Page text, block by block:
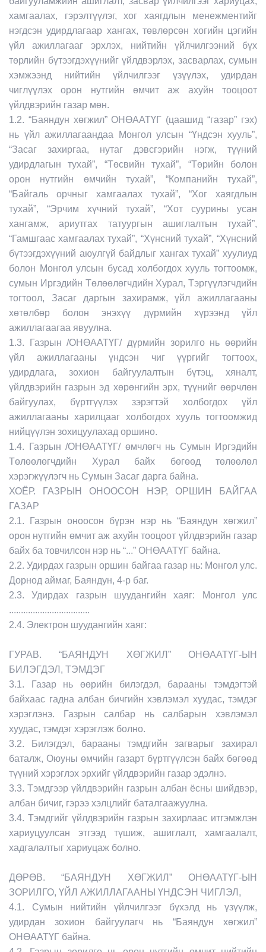
хамгаалах, гэрэлтүүлэг, хог хаягдлын менежментийг
нэгдсэн удирдлагаар хангах, төвлөрсөн хогийн цэгийн
үйл ажиллагааг эрхлэх, нийтийн үйлчилгээний бүх
төрлийн бүтээгдэхүүнийг үйлдвэрлэх, засварлах, сумын
хэмжээнд нийтийн үйлчилгээг үзүүлэх, удирдан
чиглүүлэх орон нутгийн өмчит аж ахуйн тооцоот
үйлдвэрийн газар мөн.
1.2. “Баяндун хөгжил” ОНӨААТҮГ (цаашид “газар” гэх)
нь үйл ажиллагаандаа Монгол улсын “Үндсэн хууль”,
“Засаг захиргаа, нутаг дэвсгэрийн нэгж, түүний
удирдлагын тухай”, “Төсвийн тухай”, “Төрийн болон
орон нутгийн өмчийн тухай”, “Компанийн тухай”,
“Байгаль орчныг хамгаалах тухай”, “Хог хаягдлын
тухай”, “Эрчим хүчний тухай”, “Хот суурины усан
хангамж, ариутгах татуургын ашиглалтын тухай”,
“Гамшгаас хамгаалах тухай”, “Хүнсний тухай”, “Хүнсний
бүтээгдэхүүний аюулгүй байдлыг хангах тухай” хуулиуд
болон Монгол улсын бусад холбогдох хууль тогтоомж,
сумын Иргэдийн Төлөөлөгчдийн Хурал, Тэргүүлэгчдийн
тогтоол, Засаг даргын захирамж, үйл ажиллагааны
хөтөлбөр болон энэхүү дүрмийн хүрээнд үйл
ажиллагаагаа явуулна.
1.3. Газрын /ОНӨААТҮГ/ дүрмийн зорилго нь өөрийн
үйл ажиллагааны үндсэн чиг үүргийг тогтоох,
удирдлага, зохион байгуулалтын бүтэц, хяналт,
үйлдвэрийн газрын эд хөрөнгийн эрх, түүнийг өөрчлөн
байгуулах, бүртгүүлэх зэрэгтэй холбогдох үйл
ажиллагааны харилцааг холбогдох хууль тогтоомжид
нийцүүлэн зохицуулахад оршино.
1.4. Газрын /ОНӨААТҮГ/ өмчлөгч нь Сумын Иргэдийн
Төлөөлөгчдийн Хурал байх бөгөөд төлөөлөл
хэрэгжүүлэгч нь Сумын Засаг дарга байна.
ХОЁР. ГАЗРЫН ОНООСОН НЭР, ОРШИН БАЙГАА
ГАЗАР
2.1. Газрын оноосон бүрэн нэр нь “Баяндун хөгжил”
орон нутгийн өмчит аж ахуйн тооцоот үйлдвэрийн газар
байх ба товчилсон нэр нь “...” ОНӨААТҮГ байна.
2.2. Удирдах газрын оршин байгаа газар нь: Монгол улс.
Дорнод аймаг, Баяндун, 4-р баг.
2.3. Удирдах газрын шуудангийн хаяг: Монгол улс
..................................
2.4. Электрон шуудангийн хаяг:
ГУРАВ. “БАЯНДУН ХӨГЖИЛ” ОНӨААТҮГ-ЫН
БИЛЭГДЭЛ, ТЭМДЭГ
3.1. Газар нь өөрийн билэгдэл, барааны тэмдэгтэй
байхаас гадна албан бичгийн хэвлэмэл хуудас, тэмдэг
хэрэглэнэ. Газрын салбар нь салбарын хэвлэмэл
хуудас, тэмдэг хэрэглэж болно.
3.2. Билэгдэл, барааны тэмдгийн загварыг захирал
баталж, Оюуны өмчийн газарт бүртгүүлсэн байх бөгөөд
түүний хэрэглэх эрхийг үйлдвэрийн газар эдэлнэ.
3.3. Тэмдгээр үйлдвэрийн газрын албан ёсны шийдвэр,
албан бичиг, гэрээ хэлцлийг баталгаажуулна.
3.4. Тэмдгийг үйлдвэрийн газрын захирлаас итгэмжлэн
хариуцуулсан этгээд түшиж, ашиглалт, хамгаалалт,
хадгалалтыг хариуцаж болно.
ДӨРӨВ. “БАЯНДУН ХӨГЖИЛ” ОНӨААТҮГ-ЫН
ЗОРИЛГО, ҮЙЛ АЖИЛЛАГААНЫ ҮНДСЭН ЧИГЛЭЛ,
4.1. Сумын нийтийн үйлчилгээг бүхэлд нь үзүүлж,
удирдан зохион байгуулагч нь “Баяндун хөгжил”
ОНӨААТҮГ байна.